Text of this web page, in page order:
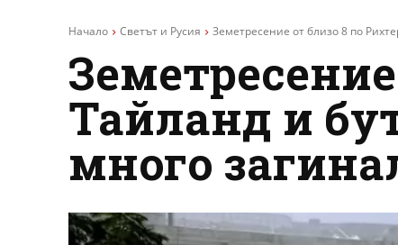
Начало Светът и Русия Земетресение от близо 8 по
Тайланд и
много